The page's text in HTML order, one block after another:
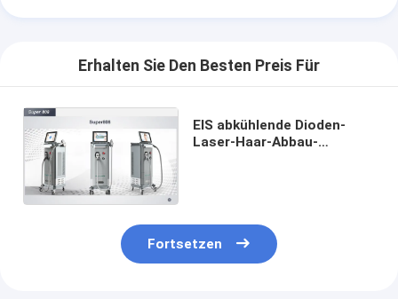
Erhalten Sie Den Besten Preis Für
EIS abkühlende Dioden-
Laser-Haar-Abbau-
Fortsetzen